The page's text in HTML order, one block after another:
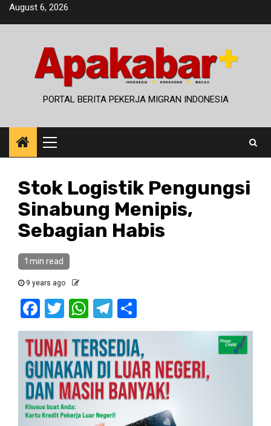
SkipAugust 6, 2026
PORTAL BERITA PEKERJA MIGRAN INDONESIA
Primary
Menu
Stok Logistik Pengungsi
Sinabung Menipis,
Sebagian Habis
1 min read
9 years ago
Facebook
Twitter
WhatsApp
Telegram